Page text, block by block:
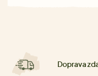
Doprava